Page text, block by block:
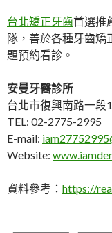
台北矯正牙齒首選推
隊，善於各種牙齒矯
題預約看診。
安曼牙醫診所
台北市復興南路一段
TEL: 02-2775-2995
E-mail:
Website:
資料參考： https://